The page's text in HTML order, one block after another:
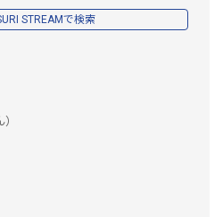
STREAMで検索